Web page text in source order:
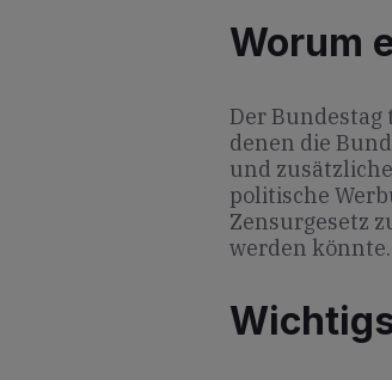
Worum
Der Bundestag
denen die
und
politische
Zensurgesetz
werden könnte.